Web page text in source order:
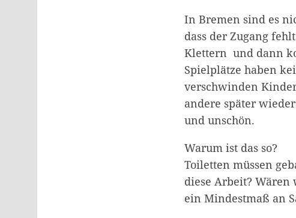
In Bremen sind es
dass der Zugang
Klettern und dann
Spielplätze haben
verschwinden
andere später
und unschön.
Warum ist das so?
Toiletten müssen
diese Arbeit?
ein Mindestmaß an